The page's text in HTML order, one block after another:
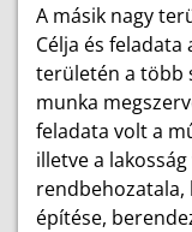
A másik nagy
Célja és
területén a több
munka
feladata volt a
illetve a
rendbehozatala,
építése,